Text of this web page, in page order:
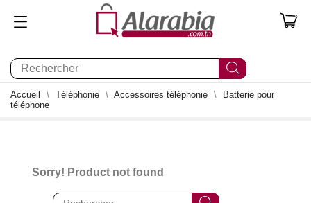
0
Accueil Téléphonie Accessoires téléphonie
Batterie pour
téléphone
Sorry! Product not found